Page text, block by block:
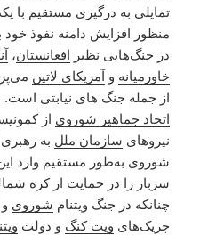
تمایلی به درگیری مستقیم با
منظور افزایش دامنه نفوذ خود
در جنگ‌هایی نظیر افغانستان،
خاورمیانه و آمریکای لاتین
از جمله جنگ های نیابتی است.
اتحاد جماهیر شوروی از
نیروهای سازمان ملل به رهبری
شوروی به‌طور مستقیم وارد
سرباز را در حمایت از کره
چنانکه در جنگ ویتنام شوروی
چریک‌های ویت کنگ و دولت